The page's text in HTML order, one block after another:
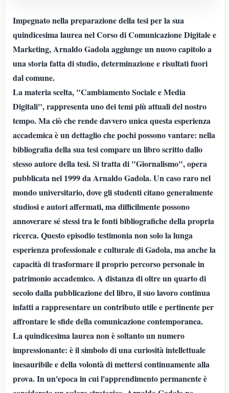
Impegnato nella preparazione della tesi per la sua
quindicesima laurea nel Corso di Comunicazione Digitale e
Marketing, Arnaldo Gadola aggiunge un nuovo capitolo a
una storia fatta di studio, determinazione e risultati fuori
dal comune.
La materia scelta, "Cambiamento Sociale e Media
Digitali", rappresenta uno dei temi più attuali del nostro
tempo. Ma ciò che rende davvero unica questa esperienza
accademica è un dettaglio che pochi possono vantare: nella
bibliografia della sua tesi compare un libro scritto dallo
stesso autore della tesi. Si tratta di "Giornalismo", opera
pubblicata nel 1999 da Arnaldo Gadola. Un caso raro nel
mondo universitario, dove gli studenti citano generalmente
studiosi e autori affermati, ma difficilmente possono
annoverare sé stessi tra le fonti bibliografiche della propria
ricerca. Questo episodio testimonia non solo la lunga
esperienza professionale e culturale di Gadola, ma anche la
capacità di trasformare il proprio percorso personale in
patrimonio accademico. A distanza di oltre un quarto di
secolo dalla pubblicazione del libro, il suo lavoro continua
infatti a rappresentare un contributo utile e pertinente per
affrontare le sfide della comunicazione contemporanea.
La quindicesima laurea non è soltanto un numero
impressionante: è il simbolo di una curiosità intellettuale
inesauribile e della volontà di mettersi continuamente alla
prova. In un'epoca in cui l'apprendimento permanente è